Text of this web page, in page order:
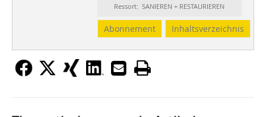
Ressort: SANIEREN + RESTAURIEREN
Abonnement Inhaltsverzeichnis